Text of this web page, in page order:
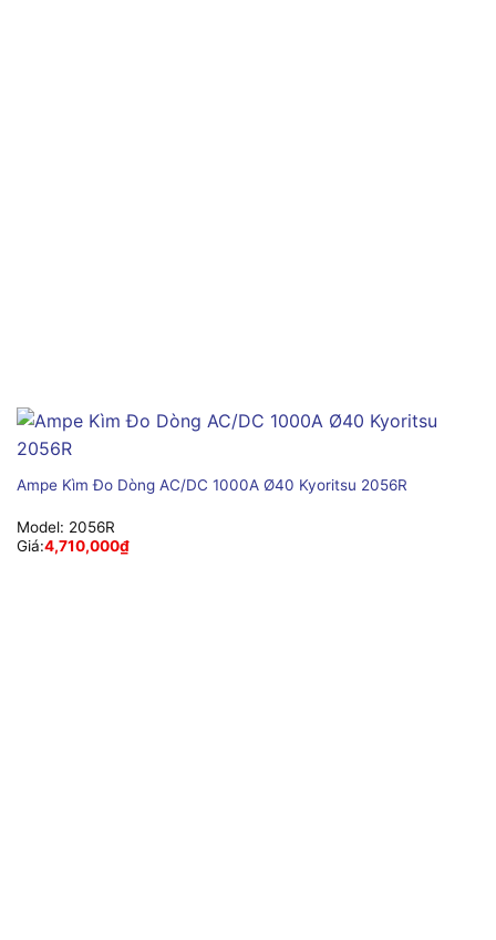
Ampe Kìm Đo Dòng AC/DC 1000A Ø40 Kyoritsu 2056R
Model: 2056R
Giá:4,710,000₫